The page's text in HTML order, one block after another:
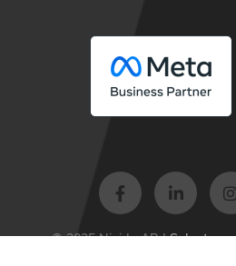
© 2025 Nivide AB |